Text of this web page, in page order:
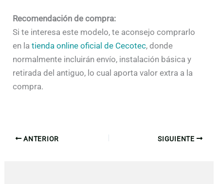
Recomendación de compra:
Si te interesa este modelo, te aconsejo comprarlo
en la tienda online oficial de Cecotec, donde
normalmente incluirán envío, instalación básica y
retirada del antiguo, lo cual aporta valor extra a la
compra.
ANTERIOR SIGUIENTE